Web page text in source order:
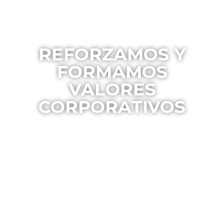
REFORZAMOS Y
FORMAMOS
VALORES
CORPORATIVOS